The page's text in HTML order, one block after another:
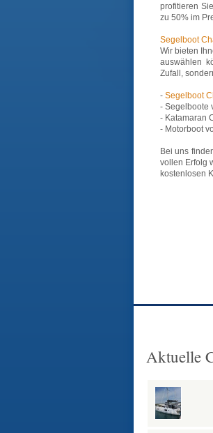
profitieren
zu 50% im
Segelboot
Wir bieten
auswählen
Zufall,
- Segelboot
- Segelboote
- Katamaran
- Motorboot
Bei uns
vollen Erfolg
kostenlosen
Aktuelle